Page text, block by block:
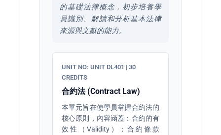
的基礎法律概念，初步培養學
員識別、解讀和分析基本法律
來源與文獻的能力。
UNIT NO: UNIT DL401 | 30
CREDITS
合約法 (Contract Law)
本單元旨在使學員掌握合約法的
核心原則，內容涵蓋：合約的有
效性（Validity）；合約條款